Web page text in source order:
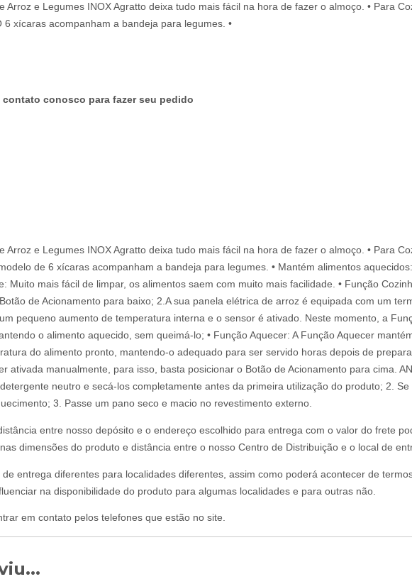
e Legumes INOX Agratto deixa tudo mais fácil na hora de fazer o almoço. • Para
xícaras acompanham a bandeja para legumes. •
conosco para fazer seu pedido
e Legumes INOX Agratto deixa tudo mais fácil na hora de fazer o almoço. • Para
de 6 xícaras acompanham a bandeja para legumes. • Mantém alimentos
Muito mais fácil de limpar, os alimentos saem com muito mais facilidade. • Função
de Acionamento para baixo; 2.A sua panela elétrica de arroz é equipada com um
pequeno aumento de temperatura interna e o sensor é ativado. Neste momento, a
o alimento aquecido, sem queimá-lo; • Função Aquecer: A Função Aquecer
do alimento pronto, mantendo-o adequado para ser servido horas depois de
manualmente, para isso, basta posicionar o Botão de Acionamento para cima.
neutro e secá-los completamente antes da primeira utilização do produto; 2.
3. Passe um pano seco e macio no revestimento externo.
entre nosso depósito e o endereço escolhido para entrega com o valor do frete
dimensões do produto e distância entre o nosso Centro de Distribuição e o local de
entrega diferentes para localidades diferentes, assim como poderá acontecer de
na disponibilidade do produto para algumas localidades e para outras não.
em contato pelos telefones que estão no site.